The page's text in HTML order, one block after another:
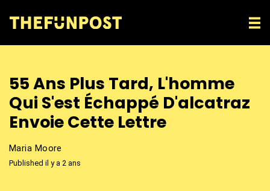
55 Ans Plus Tard, L'homme
Qui S'est Échappé D'alcatraz
Envoie Cette Lettre
Maria Moore
Published il y a 2 ans